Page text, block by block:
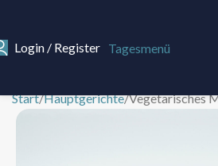
Login / Register Tagesmenü
Start Hauptgerichte Vegetarisches